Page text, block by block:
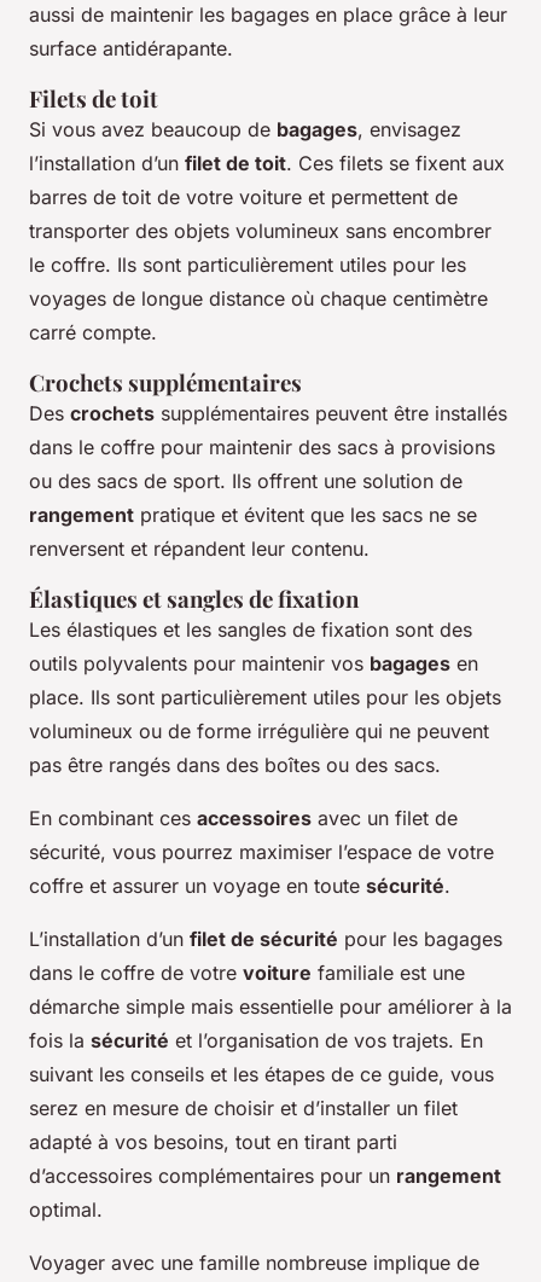
aussi de maintenir les bagages en place grâce à leur
surface antidérapante.
Filets de toit
Si vous avez beaucoup de bagages, envisagez
l’installation d’un filet de toit. Ces filets se fixent aux
barres de toit de votre voiture et permettent de
transporter des objets volumineux sans encombrer
le coffre. Ils sont particulièrement utiles pour les
voyages de longue distance où chaque centimètre
carré compte.
Crochets supplémentaires
Des crochets supplémentaires peuvent être installés
dans le coffre pour maintenir des sacs à provisions
ou des sacs de sport. Ils offrent une solution de
rangement pratique et évitent que les sacs ne se
renversent et répandent leur contenu.
Élastiques et sangles de fixation
Les élastiques et les sangles de fixation sont des
outils polyvalents pour maintenir vos bagages en
place. Ils sont particulièrement utiles pour les objets
volumineux ou de forme irrégulière qui ne peuvent
pas être rangés dans des boîtes ou des sacs.
En combinant ces accessoires avec un filet de
sécurité, vous pourrez maximiser l’espace de votre
coffre et assurer un voyage en toute sécurité.
L’installation d’un filet de sécurité pour les bagages
dans le coffre de votre voiture familiale est une
démarche simple mais essentielle pour améliorer à la
fois la sécurité et l’organisation de vos trajets. En
suivant les conseils et les étapes de ce guide, vous
serez en mesure de choisir et d’installer un filet
adapté à vos besoins, tout en tirant parti
d’accessoires complémentaires pour un rangement
optimal.
Voyager avec une famille nombreuse implique de